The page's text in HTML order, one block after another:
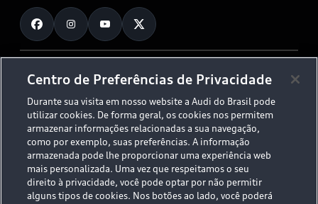
Planejamento de recarga
O Legado do S
Audi Driving Experience
ESG
Tecnologias Audi
Audi Collection
Fale Conosco
Trabalhe Conosco
© 2026 AUDI AG. All Rights Reserved.
Políticas de Privacidade
Código de Conduta
Aviso Legal
Proteção de Dados - LGPD
Sala de Imprensa
Desacelere. Seu bem maior é a vida.
Centro de Preferências de Privacidade
Durante sua visita em nosso website a Audi do Brasil pode
utilizar cookies. De forma geral, os cookies nos permitem
armazenar informações relacionadas a sua navegação,
como por exemplo, suas preferências. A informação
armazenada pode lhe proporcionar uma experiência web
mais personalizada. Uma vez que respeitamos o seu
direito à privacidade, você pode optar por não permitir
alguns tipos de cookies. Nos botões ao lado, você poderá